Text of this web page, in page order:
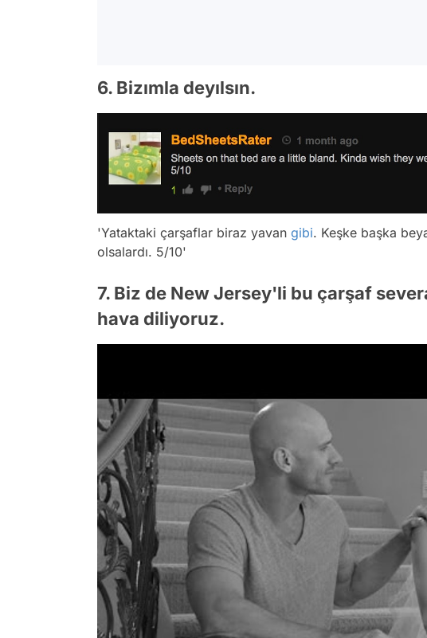
6. Bizımla deyılsın.
'Yataktaki çarşaflar biraz yavan gibi. Keşke başka
olsalardı. 5/10'
7. Biz de New Jersey'li bu çarşaf
hava diliyoruz.